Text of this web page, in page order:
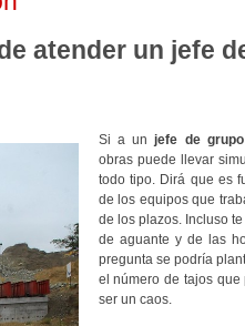
atender un jefe
Si a unjefe de grupo
obras puede llevar
todo tipo. Dirá que es
de los equipos que
de los plazos. Incluso
de aguante y de las
pregunta se podría
el número de tajos
ser un caos.